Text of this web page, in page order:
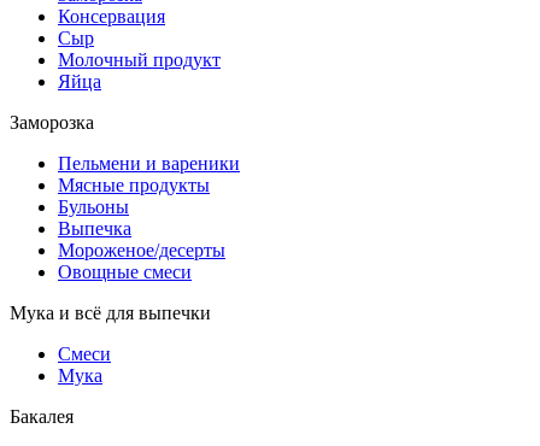
Консервация
Сыр
Молочный продукт
Яйца
Заморозка
Пельмени и вареники
Мясные продукты
Бульоны
Выпечка
Мороженое/десерты
Овощные смеси
Мука и всё для выпечки
Смеси
Мука
Бакалея